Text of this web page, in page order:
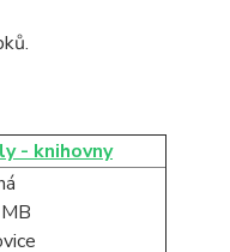
- knihovny